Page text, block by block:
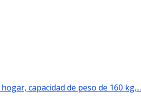
capacidad de peso de 160 kg,...